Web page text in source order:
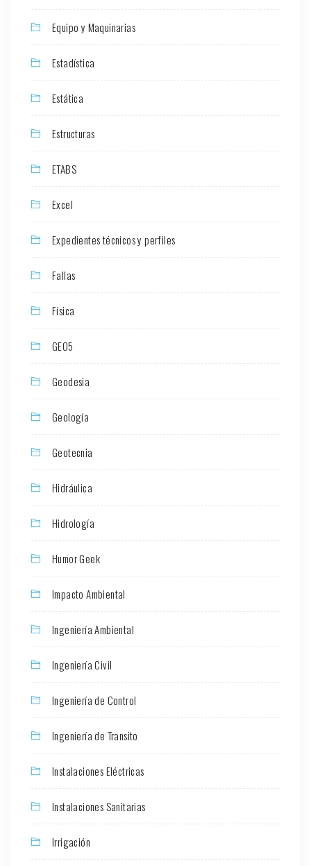
Equipo y Maquinarias
Estadística
Estática
Estructuras
ETABS
Excel
Expedientes técnicos y perfiles
Fallas
Física
GEO5
Geodesia
Geología
Geotecnia
Hidráulica
Hidrología
Humor Geek
Impacto Ambiental
Ingeniería Ambiental
Ingeniería Civil
Ingeniería de Control
Ingeniería de Transito
Instalaciones Eléctricas
Instalaciones Sanitarias
Irrigación